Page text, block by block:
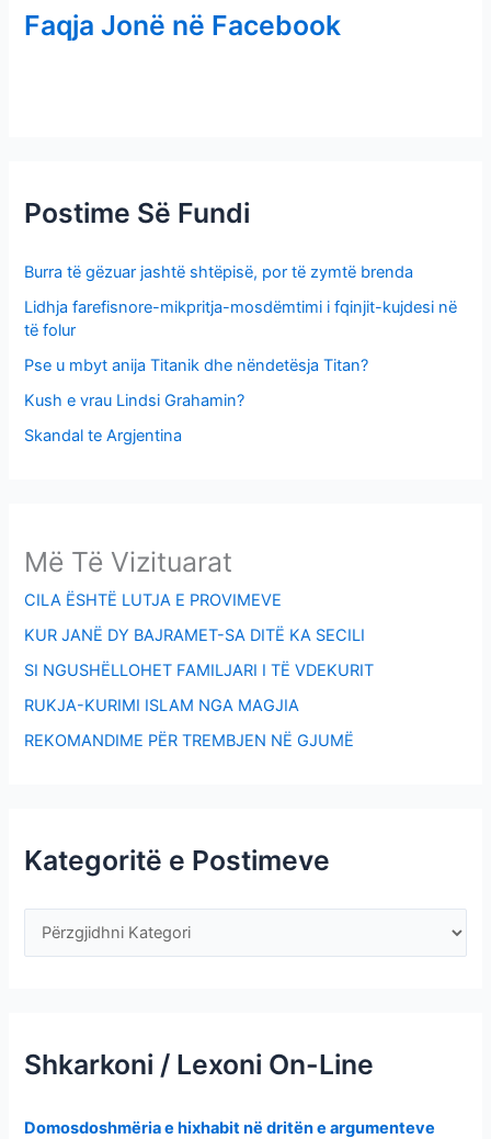
c
Faqja Jonë në Facebook
Postime Së Fundi
Burra të gëzuar jashtë shtëpisë, por të zymtë brenda
Lidhja farefisnore-mikpritja-mosdëmtimi i fqinjit-kujdesi në
të folur
Pse u mbyt anija Titanik dhe nëndetësja Titan?
Kush e vrau Lindsi Grahamin?
Skandal te Argjentina
Më Të Vizituarat
CILA ËSHTË LUTJA E PROVIMEVE
KUR JANË DY BAJRAMET-SA DITË KA SECILI
SI NGUSHËLLOHET FAMILJARI I TË VDEKURIT
RUKJA-KURIMI ISLAM NGA MAGJIA
REKOMANDIME PËR TREMBJEN NË GJUMË
Kategoritë e Postimeve
Shkarkoni / Lexoni On-Line
Domosdoshmëria e hixhabit në dritën e argumenteve